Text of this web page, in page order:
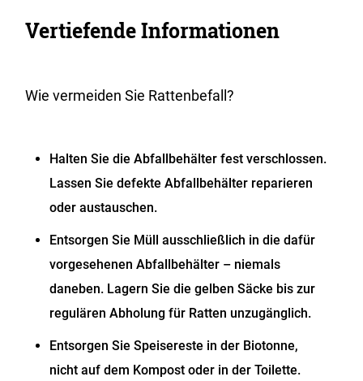
Vertiefende Informationen
Wie vermeiden Sie Rattenbefall?
Halten Sie die Abfallbehälter fest verschlossen.
Lassen Sie defekte Abfallbehälter reparieren
oder austauschen.
Entsorgen Sie Müll ausschließlich in die dafür
vorgesehenen Abfallbehälter – niemals
daneben. Lagern Sie die gelben Säcke bis zur
regulären Abholung für Ratten unzugänglich.
Entsorgen Sie Speisereste in der Biotonne,
nicht auf dem Kompost oder in der Toilette.